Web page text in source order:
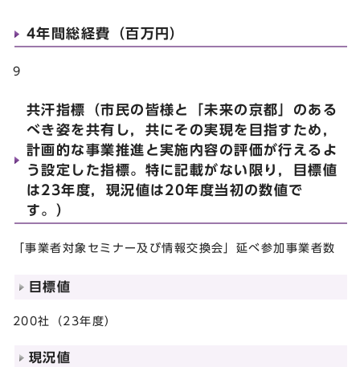
4年間総経費（百万円）
9
共汗指標（市民の皆様と「未来の京都」のある
べき姿を共有し，共にその実現を目指すため，
計画的な事業推進と実施内容の評価が行えるよ
う設定した指標。特に記載がない限り，目標値
は23年度，現況値は20年度当初の数値で
す。）
「事業者対象セミナー及び情報交換会」延べ参加事業者数
目標値
200社（23年度）
現況値